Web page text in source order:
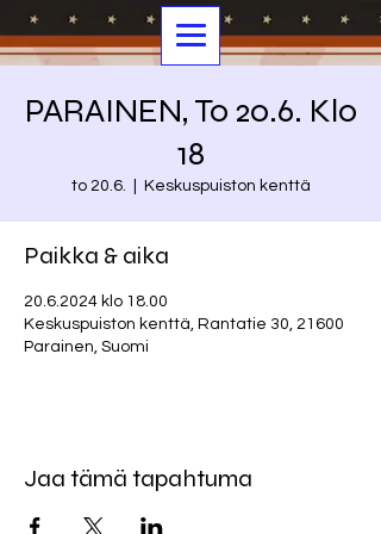
PARAINEN, To 20.6. Klo
18
to 20.6. Keskuspuiston kenttä
Paikka & aika
20.6.2024 klo 18.00
Keskuspuiston kenttä, Rantatie 30, 21600
Parainen, Suomi
Jaa tämä tapahtuma